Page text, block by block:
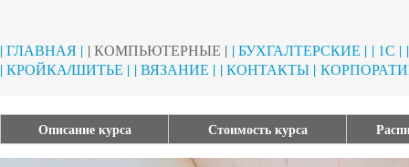
| ГЛАВНАЯ | | КОМПЬЮТЕРНЫЕ | | БУХГАЛТЕРСКИЕ | | 1С |
| КРОЙКА/ШИТЬЕ | | ВЯЗАНИЕ | | КОНТАКТЫ |
Описание курса Стоимость курса